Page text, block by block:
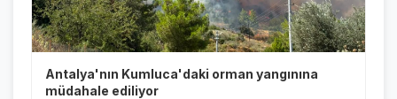
Antalya'nın Kumluca'daki orman yangınına
müdahale ediliyor